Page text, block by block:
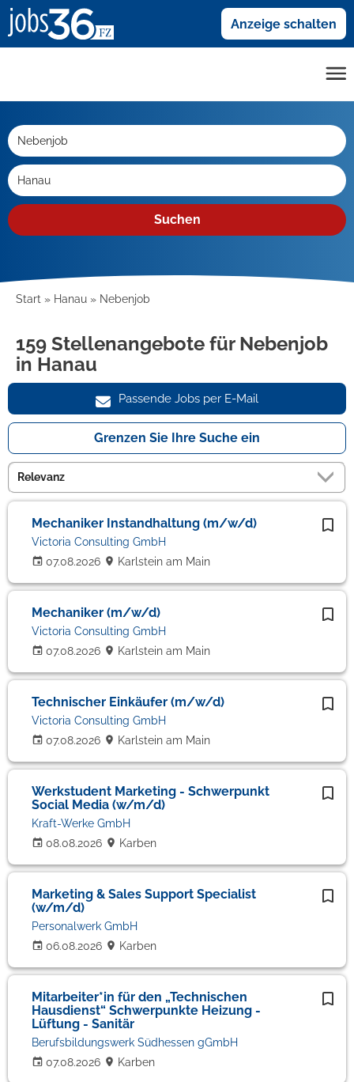
Anzeige schalten
Suchen
Start Hanau Nebenjob
159 Stellenangebote für Nebenjob
in Hanau
Passende Jobs per E-Mail
Grenzen Sie Ihre Suche ein
Mechaniker Instandhaltung (m/w/d)
07.08.2026
Victoria Consulting GmbH
Karlstein am Main
Mechaniker (m/w/d)
07.08.2026
Victoria Consulting GmbH
Karlstein am Main
Technischer Einkäufer (m/w/d)
07.08.2026
Victoria Consulting GmbH
Karlstein am Main
Werkstudent Marketing - Schwerpunkt
Social Media (w/m/d)
08.08.2026
Kraft-Werke GmbH
Karben
Marketing & Sales Support Specialist
(w/m/d)
06.08.2026
Personalwerk GmbH
Karben
Mitarbeiter*in für den „Technischen
Hausdienst“ Schwerpunkte Heizung -
Lüftung - Sanitär
07.08.2026
Berufsbildungswerk Südhessen gGmbH
Karben